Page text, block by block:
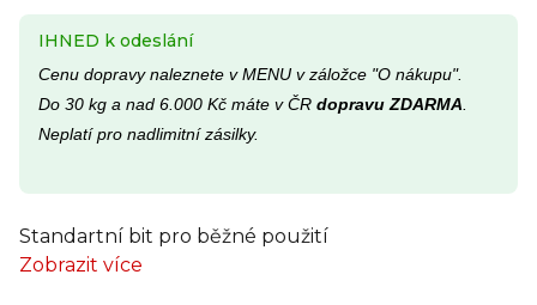
IHNED k odeslání
Cenu dopravy naleznete v MENU v záložce "O nákupu".
Do 30 kg a nad 6.000 Kč máte v ČR dopravu ZDARMA
Neplatí pro nadlimitní zásilky.
Standartní bit pro běžné použití
Zobrazit více